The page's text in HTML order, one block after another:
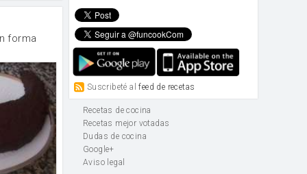
forma
Suscribeté alfeed de recetas
Recetas de cocina
Recetas mejor votadas
Dudas de cocina
Google+
Aviso legal